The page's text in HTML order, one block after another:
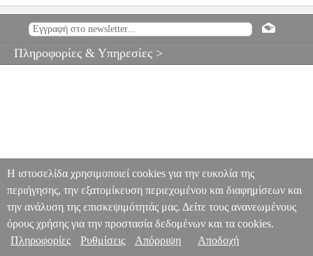
WATERROWER Κ-226 PER.233413
WATERROWER
ΚΩΠΗΛΑΤΙΚΗ ΝΕΡΟΥ "OAK S4" WATERROWER Κ-226
Πληροφορίες & Υπηρεσίες >
Η ιστοσελίδα χρησιμοποιεί cookies για την ευκολία της
περιήγησης, την εξατομίκευση περιεχομένου και διαφημίσεων και
την ανάλυση της επισκεψιμότητάς μας. Δείτε τους ανανεωμένους
όρους χρήσης για την προστασία δεδομένων και τα cookies.
Πληροφορίες
Ρυθμίσεις Απόρριψη Αποδοχή